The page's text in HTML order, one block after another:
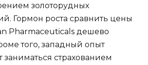
золоторудных
Гормон роста сравнить цены
Pharmaceuticals дешево
того, западный опыт
страхованием